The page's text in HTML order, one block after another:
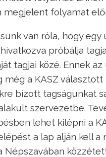
megjelent folyamat
van róla, hogy
próbálja
tagjai közé. Ennek
még a KASZ
bízott tagságunkat
szervezetbe.
lehet kilépni a
a lap alján kell a
Népszavában